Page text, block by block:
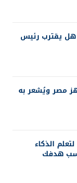
هل يقترب رئيس
مصر ويُشعر به
الذكاء
هدفك